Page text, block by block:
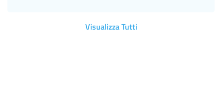
Visualizza Tutti